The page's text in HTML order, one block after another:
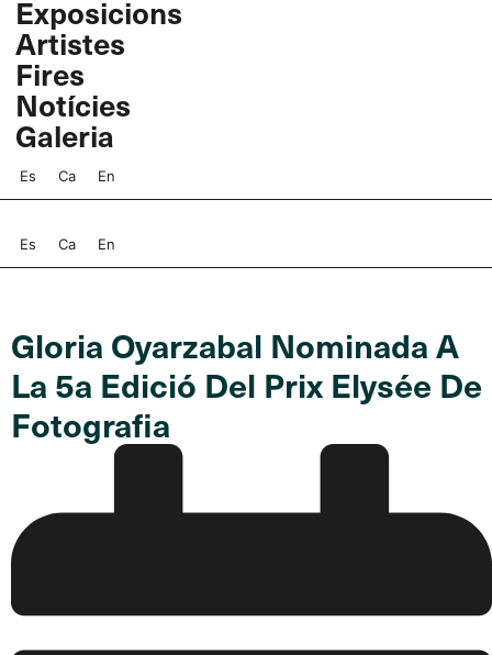
Vés
contingut
Exposicions
Artistes
Fires
Notícies
Galeria
Es Ca En
Es Ca En
Gloria Oyarzabal Nominada A
La 5a Edició Del Prix Elysée De
Fotografia